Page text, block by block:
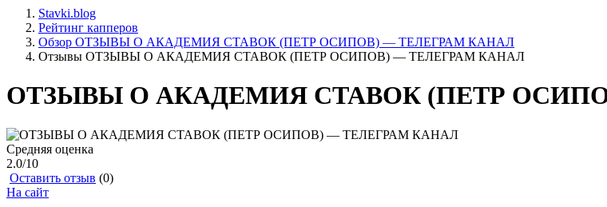
Stavki.blog
Рейтинг капперов
Обзор ОТЗЫВЫ О АКАДЕМИЯ СТАВОК (ПЕТР ОСИПОВ) — ТЕЛЕГРАМ КАНАЛ
Отзывы ОТЗЫВЫ О АКАДЕМИЯ СТАВОК (ПЕТР ОСИПОВ) — ТЕЛЕГРАМ КАНАЛ
ОТЗЫВЫ О АКАДЕМИЯ СТАВОК (ПЕТР
Средняя оценка
2.0/10
Оставить отзыв (0)
На сайт